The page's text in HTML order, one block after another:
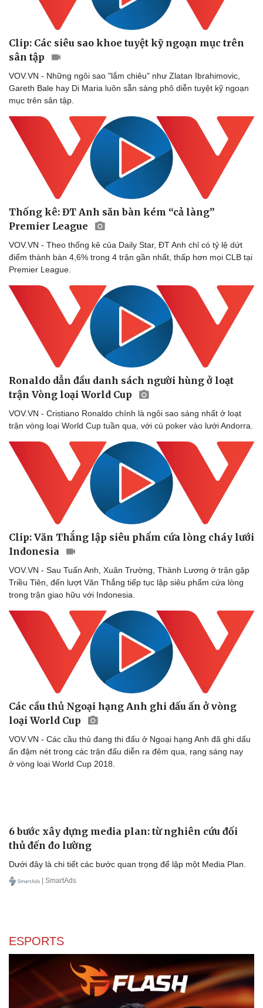
Sức khỏe
Cây thuốc
Sản phụ khoa
Nhi khoa
Nam khoa
Làm đẹp - giảm cân
Phòng mạch online
Ăn sạch sống khỏe
Đời sống
Blog
Tình yêu - Gia đình
Clip: Các siêu sao khoe tuyệt kỹ ngoạn mục trên
sân tập
VOV.VN - Những ngôi sao "lắm chiêu" như Zlatan Ibrahimovic,
Gareth Bale hay Di Maria luôn sẵn sàng phô diễn tuyệt kỹ ngoạn
mục trên sân tập.
Thống kê: ĐT Anh săn bàn kém “cả làng”
Premier League
VOV.VN - Theo thống kê của Daily Star, ĐT Anh chỉ có tỷ lệ dứt
điểm thành bàn 4,6% trong 4 trận gần nhất, thấp hơn mọi CLB tại
Premier League.
Ronaldo dẫn đầu danh sách người hùng ở loạt
trận Vòng loại World Cup
VOV.VN - Cristiano Ronaldo chính là ngôi sao sáng nhất ở loạt
trận vòng loại World Cup tuần qua, với cú poker vào lưới Andorra.
Clip: Văn Thắng lập siêu phẩm cứa lòng cháy lưới
Indonesia
VOV.VN - Sau Tuấn Anh, Xuân Trường, Thành Lương ở trận gặp
Triều Tiên, đến lượt Văn Thắng tiếp tục lập siêu phẩm cứa lòng
trong trận giao hữu với Indonesia.
Các cầu thủ Ngoại hạng Anh ghi dấu ấn ở vòng
loại World Cup
VOV.VN - Các cầu thủ đang thi đấu ở Ngoại hạng Anh đã ghi dấu
ấn đậm nét trong các trận đấu diễn ra đêm qua, rạng sáng nay
ở vòng loại World Cup 2018.
6 bước xây dựng media plan: từ nghiên cứu đối
thủ đến đo lường
Dưới đây là chi tiết các bước quan trọng để lập một Media Plan.